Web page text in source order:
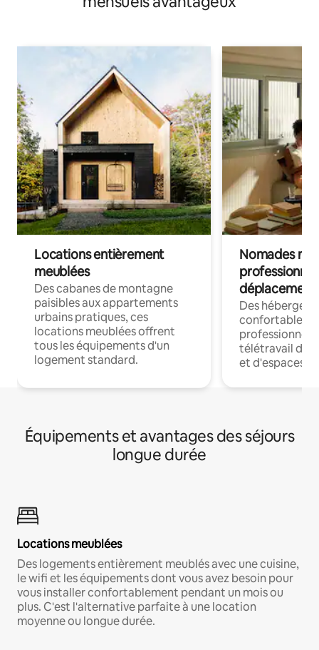
Locations entièrement
meublées
Des cabanes de montagne
paisibles aux appartements
urbains pratiques, ces
locations meublées offrent
tous les équipements d'un
logement standard.
Nomades
déplacement
Des
confortables
professionnels
télétravail
et d'espaces
Équipements et avantages des séjours
longue durée
Locations meublées
Des logements entièrement meublés avec une cuisine,
le wifi et les équipements dont vous avez besoin pour
vous installer confortablement pendant un mois ou
plus. C'est l'alternative parfaite à une location
moyenne ou longue durée.